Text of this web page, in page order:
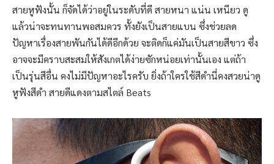
สายหูฟังนั้น ก็จัดได้ว่าอยู่ในระดับที่ดี สายหนา แน่น เหนียว ดู
แล้วน่าจะทนทานพอสมควร ทั้งยังเป็นสายแบน ซึ่งช่วยลด
ปัญหาเรื่องสายพันกันได้ดีอีกด้วย จะติดก็แค่มันเป็นสายสีขาว ซึ่ง
อาจจะมีคราบสะสมให้สังเกตได้ง่ายซักหน่อยเท่านั้นเอง แต่ถ้า
เป็นรุ่นสีอื่น คงไม่มีปัญหาอะไรครับ ยิ่งถ้าใครใช้สีดำนี่คงสวยน่าดู
หูฟังสีดำ สายดีแดงตามสไตล์ Beats